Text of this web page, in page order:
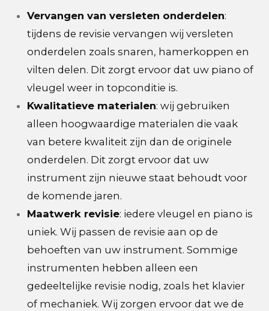
Vervangen van versleten onderdelen:
tijdens de revisie vervangen wij versleten
onderdelen zoals snaren, hamerkoppen en
vilten delen. Dit zorgt ervoor dat uw piano of
vleugel weer in topconditie is.
Kwalitatieve materialen: wij gebruiken
alleen hoogwaardige materialen die vaak
van betere kwaliteit zijn dan de originele
onderdelen. Dit zorgt ervoor dat uw
instrument zijn nieuwe staat behoudt voor
de komende jaren.
Maatwerk revisie: iedere vleugel en piano is
uniek. Wij passen de revisie aan op de
behoeften van uw instrument. Sommige
instrumenten hebben alleen een
gedeeltelijke revisie nodig, zoals het klavier
of mechaniek. Wij zorgen ervoor dat we de